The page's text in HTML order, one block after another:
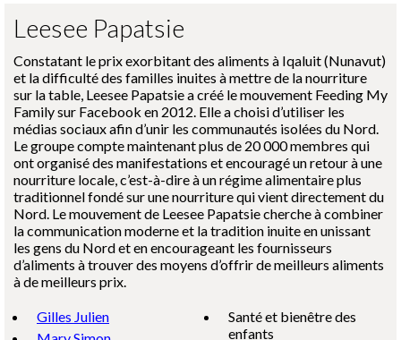
Leesee Papatsie
Constatant le prix exorbitant des aliments à Iqaluit (Nunavut)
et la difficulté des familles inuites à mettre de la nourriture
sur la table, Leesee Papatsie a créé le mouvement Feeding My
Familysur Facebook en 2012. Elle a choisi d’utiliser les
médias sociaux afin d’unir les communautés isolées du Nord.
Le groupe compte maintenant plus de 20 000 membres qui
ont organisé des manifestations et encouragé un retour à une
nourriture locale, c’est-à-dire à un régime alimentaire plus
traditionnel fondé sur une nourriture qui vient directement du
Nord. Le mouvement de Leesee Papatsie cherche à combiner
la communication moderne et la tradition inuite en unissant
les gens du Nord et en encourageant les fournisseurs
d’aliments à trouver des moyens d’offrir de meilleurs aliments
à de meilleurs prix.
Gilles Julien
Santé et bienêtre des
enfants